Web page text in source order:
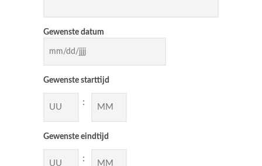
Gewenste datum
slash
slash
Gewenste starttijd
:
Gewenste eindtijd
: